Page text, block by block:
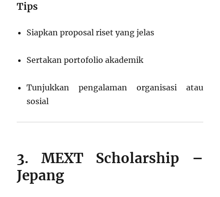
Tips
Siapkan proposal riset yang jelas
Sertakan portofolio akademik
Tunjukkan pengalaman organisasi atau
sosial
3. MEXT Scholarship –
Jepang